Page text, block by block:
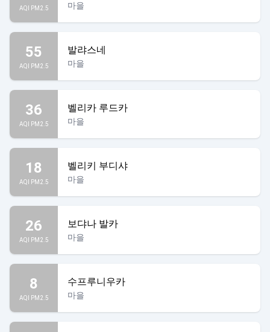
AQI PM2.5 마을
55
AQI PM2.5
발랴스네
마을
36
AQI PM2.5
벨리카 루드카
마을
18
AQI PM2.5
벨리키 부디샤
마을
26
AQI PM2.5
보댜나 발카
마을
8
AQI PM2.5
수프루니우카
마을